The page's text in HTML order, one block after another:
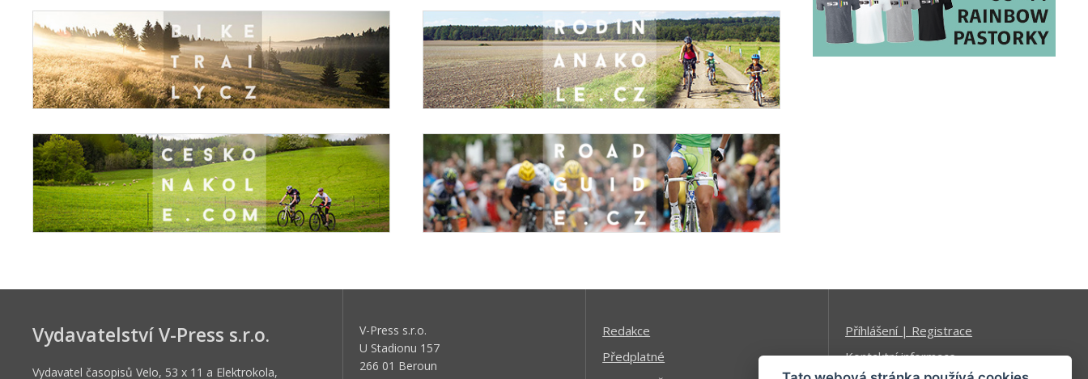
Vydavatelství V-Press s.r.o.
Vydavatel časopisů Velo, 53 x 11 a Elektrokola,
V-Press s.r.o.
U Stadionu 157
266 01 Beroun
Redakce
Předplatné
Příhlášení | Registrace
Kontaktní informace